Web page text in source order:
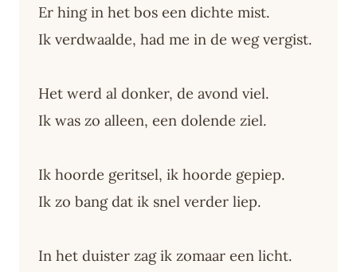
Er hing in het bos een dichte mist.
Ik verdwaalde, had me in de weg vergist.
Het werd al donker, de avond viel.
Ik was zo alleen, een dolende ziel.
Ik hoorde geritsel, ik hoorde gepiep.
Ik zo bang dat ik snel verder liep.
In het duister zag ik zomaar een licht.